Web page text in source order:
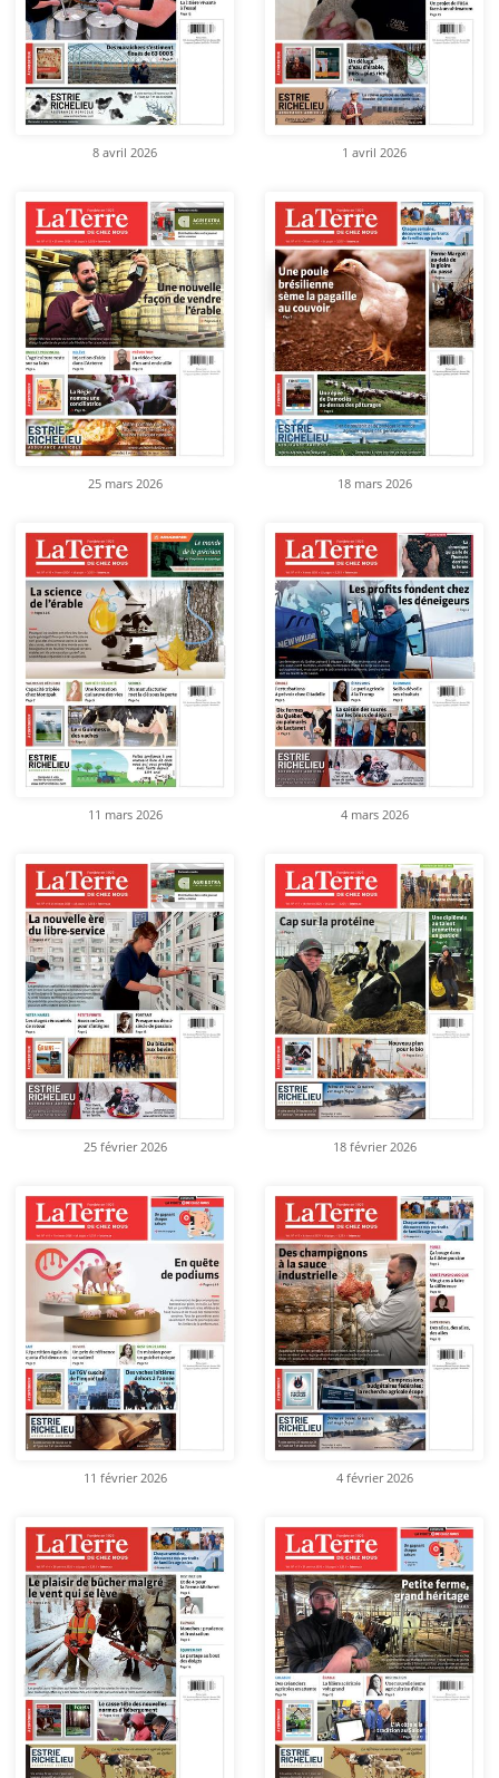
8 avril 2026 1 avril 2026
25 mars 2026 18 mars 2026
11 mars 2026 4 mars 2026
25 février 2026 18 février 2026
11 février 2026 4 février 2026